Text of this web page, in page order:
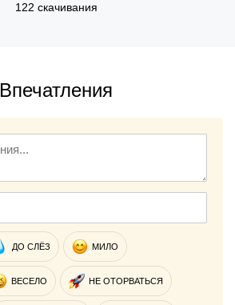
122 скачивания
Впечатления
ДО СЛЁЗ МИЛО
ВЕСЕЛО НЕ ОТОРВАТЬСЯ